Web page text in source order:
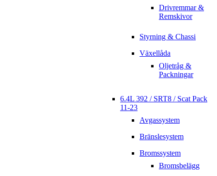
Drivremmar &
Remskivor
Styrning & Chassi
Växellåda
Oljetråg &
Packningar
6.4L 392 / SRT8 / Scat Pack
11-23
Avgassystem
Bränslesystem
Bromssystem
Bromsbelägg